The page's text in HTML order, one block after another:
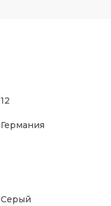
12
Германия
Серый